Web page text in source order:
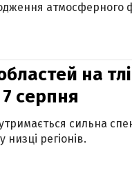
атмосферного
на
серпня
сильна
регіонів.